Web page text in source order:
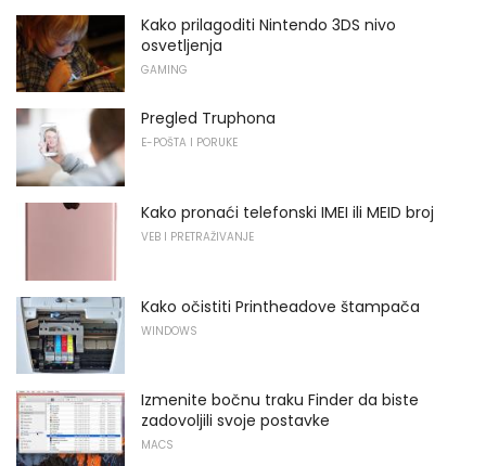
Kako prilagoditi Nintendo 3DS nivo
osvetljenja
GAMING
Pregled Truphona
E-POŠTA I PORUKE
Kako pronaći telefonski IMEI ili MEID broj
VEB I PRETRAŽIVANJE
Kako očistiti Printheadove štampača
WINDOWS
Izmenite bočnu traku Finder da biste
zadovoljili svoje postavke
MACS